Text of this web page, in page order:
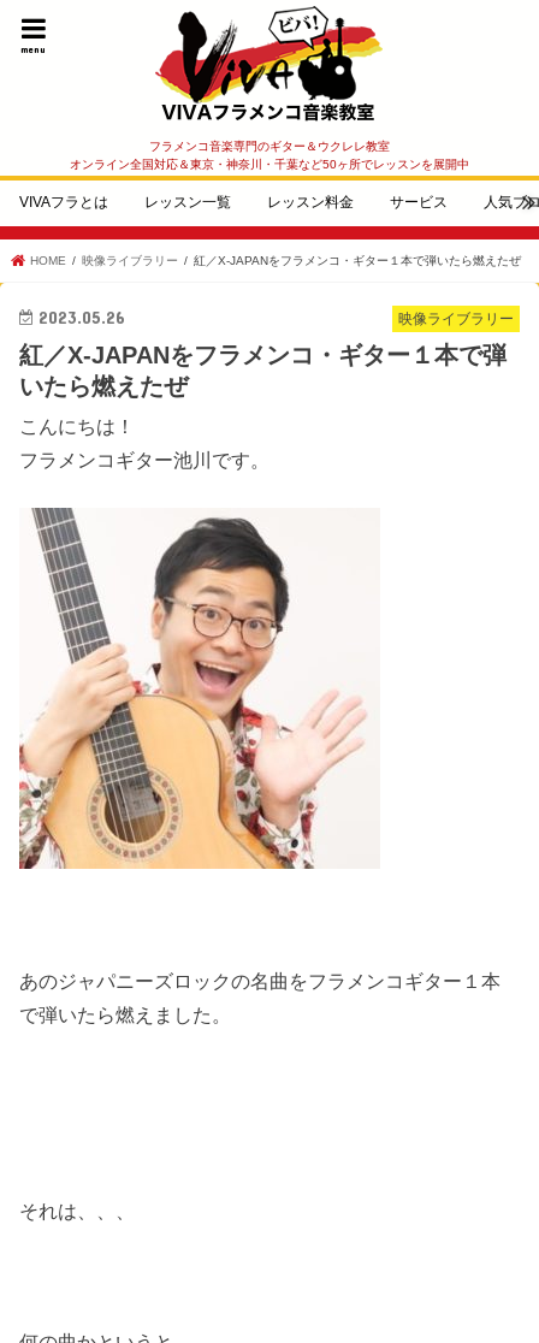
フラメンコ音楽専門のギター＆ウクレレ教室
オンライン全国対応＆東京・神奈川・千葉など50ヶ所でレッスンを展開中
menu
VIVAフラとは レッスン一覧 レッスン料金 サービス 人気ブ
HOME 映像ライブラリー 紅／X-JAPANをフラメンコ・ギター１本で弾いたら燃えたぜ
映像ライブラリー
2023.05.26
紅／X-JAPANをフラメンコ・ギター１本で弾
いたら燃えたぜ
こんにちは！
フラメンコギター池川です。
あのジャパニーズロックの名曲をフラメンコギター１本
で弾いたら燃えました。
それは、、、